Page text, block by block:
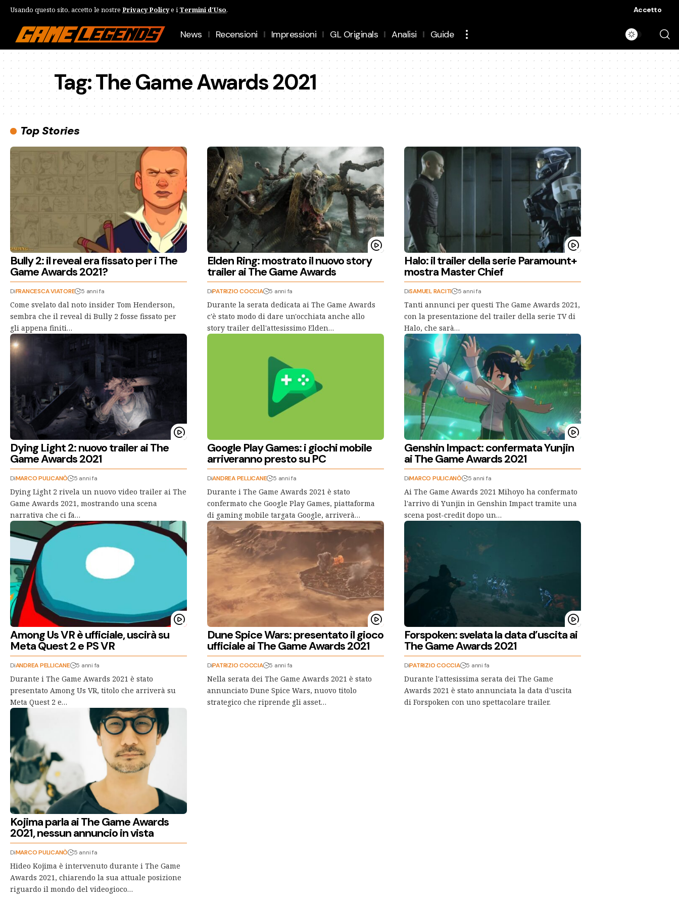
Usando questo sito, accetto le nostre Privacy Policye i Termini d'Uso. Accetto
News Recensioni Impressioni GL Originals Analisi Guide
Tag:The Game Awards 2021
Top Stories
Bully 2: il reveal era fissato per i The
Game Awards 2021?
DiFRANCESCA VIATORE 5 anni fa
Come svelato dal noto insider Tom Henderson,
sembra che il reveal di Bully 2 fosse fissato per
gli appena finiti…
Elden Ring: mostrato il nuovo story
trailer ai The Game Awards
DiPATRIZIO COCCIA 5 anni fa
Durante la serata dedicata ai The Game Awards
c'è stato modo di dare un'occhiata anche allo
story trailer dell'attesissimo Elden…
Halo: il trailer della serie Paramount+
mostra Master Chief
DiSAMUEL RACITI 5 anni fa
Tanti annunci per questi The Game Awards 2021,
con la presentazione del trailer della serie TV di
Halo, che sarà…
Dying Light 2: nuovo trailer ai The
Game Awards 2021
DiMARCO PULICANÒ 5 anni fa
Dying Light 2 rivela un nuovo video trailer ai The
Game Awards 2021, mostrando una scena
narrativa che ci fa…
Google Play Games: i giochi mobile
arriveranno presto su PC
DiANDREA PELLICANE 5 anni fa
Durante i The Game Awards 2021 è stato
confermato che Google Play Games, piattaforma
di gaming mobile targata Google, arriverà…
Genshin Impact: confermata Yunjin
ai The Game Awards 2021
DiMARCO PULICANÒ 5 anni fa
Ai The Game Awards 2021 Mihoyo ha confermato
l'arrivo di Yunjin in Genshin Impact tramite una
scena post-credit dopo un…
Among Us VR è ufficiale, uscirà su
Meta Quest 2 e PS VR
DiANDREA PELLICANE 5 anni fa
Durante i The Game Awards 2021 è stato
presentato Among Us VR, titolo che arriverà su
Meta Quest 2 e…
Dune Spice Wars: presentato il gioco
ufficiale ai The Game Awards 2021
DiPATRIZIO COCCIA 5 anni fa
Nella serata dei The Game Awards 2021 è stato
annunciato Dune Spice Wars, nuovo titolo
strategico che riprende gli asset…
Forspoken: svelata la data d’uscita ai
The Game Awards 2021
DiPATRIZIO COCCIA 5 anni fa
Durante l'attesissima serata dei The Game
Awards 2021 è stato annunciata la data d'uscita
di Forspoken con uno spettacolare trailer.
Kojima parla ai The Game Awards
2021, nessun annuncio in vista
DiMARCO PULICANÒ 5 anni fa
Hideo Kojima è intervenuto durante i The Game
Awards 2021, chiarendo la sua attuale posizione
riguardo il mondo del videogioco…